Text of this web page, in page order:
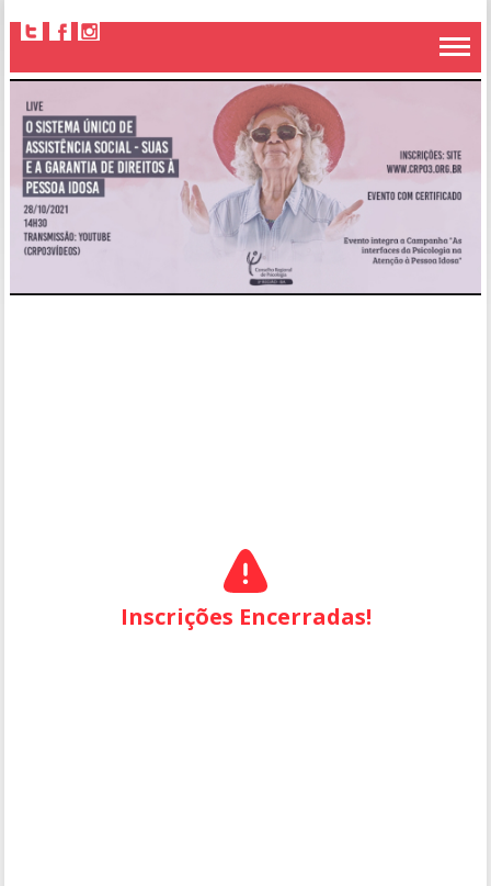
Inscrições Encerradas!